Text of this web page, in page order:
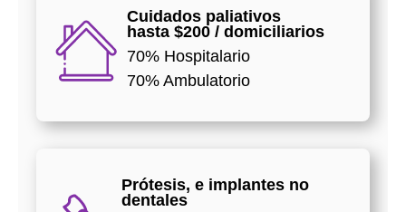
Cuidados paliativos
hasta $200 / domiciliarios
70% Hospitalario
70% Ambulatorio
Prótesis, e implantes no
dentales